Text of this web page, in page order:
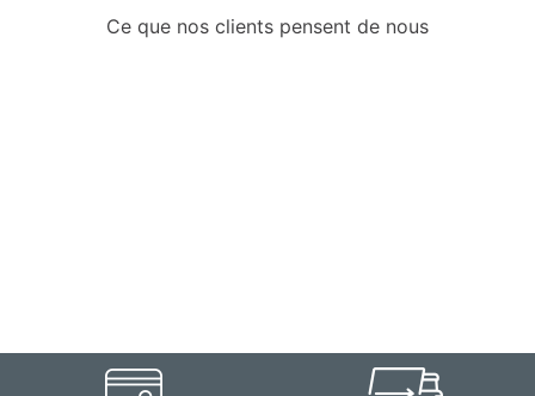
Ce que nos clients pensent de nous